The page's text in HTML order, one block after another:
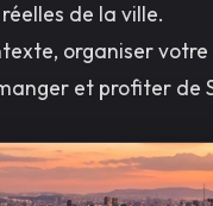
de la ville.
organiser
et profiter de